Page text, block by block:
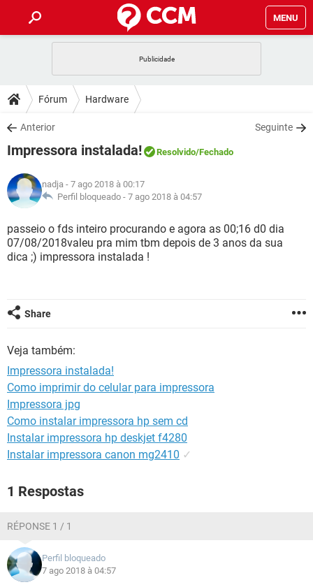
MENU
CELULAR
OUTLOOK
INSTAGRAM GMAIL
GUIA DE COMPRAS
DICAS
JOGOS
INSTAGRAM
GUIA DE COMPRAS
DOWNLOADS
JOGOS WHATSAPP
CELULAR
OUTLOOK EXCEL
INSTAGRAM
GUIA DE COMPRAS
FÓRUM
JOGOS
CELULAR
OUTLOOK EXCEL
INSTAGRAM
GLOSSÁRIO
JOGOS
CELULAR FACEBOOK
GUIA DE COMPRAS
Fórum Hardware
Anterior Seguinte
Impressora instalada! Resolvido/Fechado
nadja - 7 ago 2018 à 00:17
Perfil bloqueado - 7 ago 2018 à 04:57
passeio o fds inteiro procurando e agora as 00;16 d0 dia
07/08/2018valeu pra mim tbm depois de 3 anos da sua
dica ;) impressora instalada !
Share
Veja também:
Impressora instalada!
Como imprimir do celular para impressora
Impressora jpg
Como instalar impressora hp sem cd
Instalar impressora hp deskjet f4280
Instalar impressora canon mg2410 ✓
1 Respostas
RÉPONSE 1 / 1
Perfil bloqueado
7 ago 2018 à 04:57